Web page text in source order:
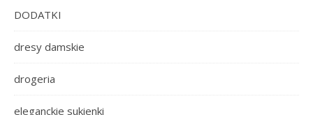
DODATKI
dresy damskie
drogeria
eleganckie sukienki